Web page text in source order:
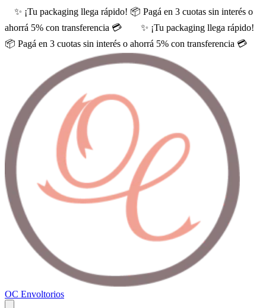
✨ ¡Tu packaging llega rápido! 📦 Pagá en 3 cuotas sin interés o
ahorrá 5% con transferencia 💳
✨ ¡Tu packaging llega rápido!
📦 Pagá en 3 cuotas sin interés o ahorrá 5% con transferencia 💳
OC Envoltorios